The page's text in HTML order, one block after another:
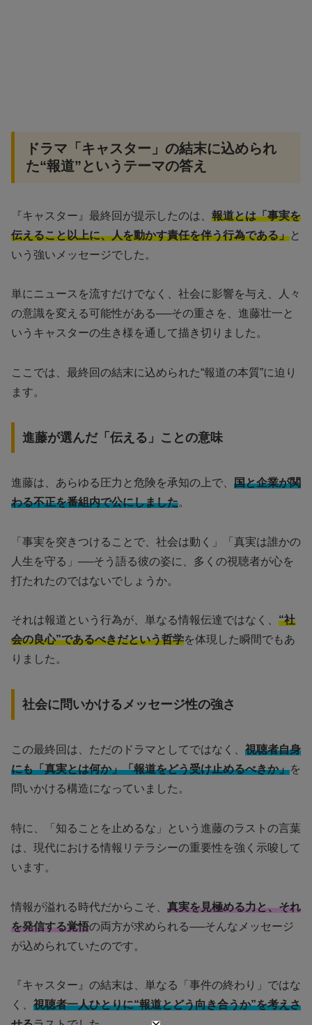
ドラマ「キャスター」の結末に込められ
た“報道”というテーマの答え
『キャスター』最終回が提示したのは、 報道とは「事実を
伝えること以上に、人を動かす責任を伴う行為である」と
いう強いメッセージでした。
単にニュースを流すだけでなく、社会に影響を与え、人々
の意識を変える可能性がある──その重さを、進藤壮一と
いうキャスターの生き様を通して描き切りました。
ここでは、最終回の結末に込められた“報道の本質”に迫り
ます。
進藤が選んだ「伝える」ことの意味
進藤は、あらゆる圧力と危険を承知の上で、 国と企業が関
わる不正を番組内で公にしました。
「事実を突きつけることで、社会は動く」「真実は誰かの
人生を守る」──そう語る彼の姿に、多くの視聴者が心を
打たれたのではないでしょうか。
それは報道という行為が、単なる情報伝達ではなく、 “社
会の良心”であるべきだという哲学を体現した瞬間でもあ
りました。
社会に問いかけるメッセージ性の強さ
この最終回は、ただのドラマとしてではなく、 視聴者自身
にも「真実とは何か」「報道をどう受け止めるべきか」を
問いかける構造になっていました。
特に、「知ることを止めるな」という進藤のラストの言葉
は、現代における情報リテラシーの重要性を強く示唆して
います。
情報が溢れる時代だからこそ、 真実を見極める力と、それ
を発信する覚悟の両方が求められる──そんなメッセージ
が込められていたのです。
『キャスター』の結末は、単なる「事件の終わり」ではな
く、 視聴者一人ひとりに“報道とどう向き合うか”を考えさ